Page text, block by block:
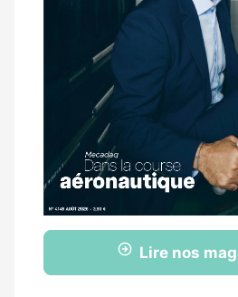
Lire nos